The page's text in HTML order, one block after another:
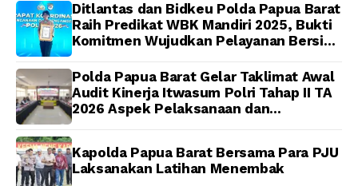
Papua Barat Yanto
Idorway Telah Matang,
Pelaksanaan
Dijadwalkan Kamis
Toleransi bagi Oknum
Anggota
Ditlantas dan Bidkeu Polda Papua Barat
Raih Predikat WBK Mandiri 2025, Bukti
Komitmen Wujudkan Pelayanan Bersih
Polda Papua Barat Gelar Taklimat Awal
Audit Kinerja Itwasum Polri Tahap II TA
2026 Aspek Pelaksanaan dan
Kapolda Papua Barat Bersama Para PJU
Laksanakan Latihan Menembak